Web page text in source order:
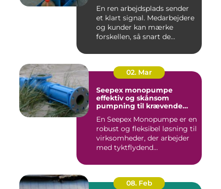
En ren arbejdsplads sender
et klart signal. Medarbejdere
og kunder kan mærke
forskellen, så snart de...
02. Mar
Seepex monopumpe
effektiv og skånsom
pumpning til krævende
En Seepex Monopumpe er en
robust og fleksibel løsning til
virksomheder, der arbejder
med tyktflydend...
08. Feb